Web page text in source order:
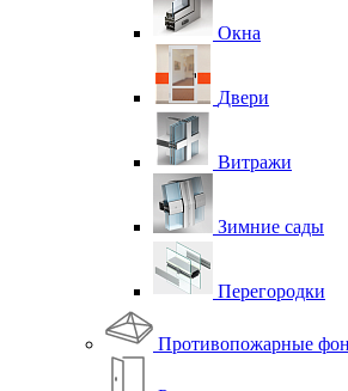
Окна
Двери
Витражи
Зимние сады
Перегородки
Противопожарные